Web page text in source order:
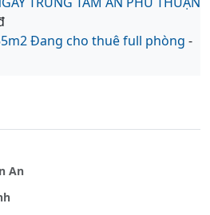
Đang cho thuê full phòng -
An